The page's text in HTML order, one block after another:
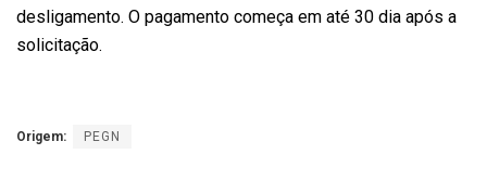
desligamento. O pagamento começa em até 30 dia após a
solicitação.
Origem: PEGN